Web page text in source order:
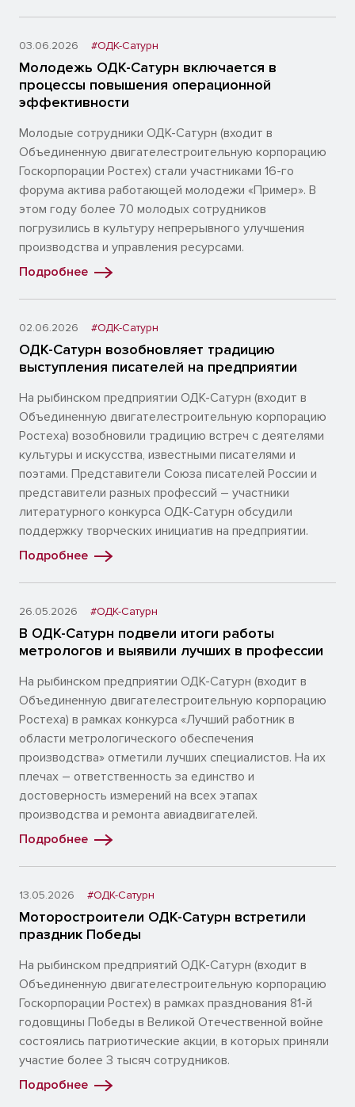
03.06.2026 #ОДК-Сатурн
Молодежь ОДК-Сатурн включается в
процессы повышения операционной
эффективности
Молодые сотрудники ОДК-Сатурн (входит в
Объединенную двигателестроительную корпорацию
Госкорпорации Ростех) стали участниками 16-го
форума актива работающей молодежи «Пример». В
этом году более 70 молодых сотрудников
погрузились в культуру непрерывного улучшения
производства и управления ресурсами.
Подробнее
02.06.2026 #ОДК-Сатурн
ОДК-Сатурн возобновляет традицию
выступления писателей на предприятии
На рыбинском предприятии ОДК-Сатурн (входит в
Объединенную двигателестроительную корпорацию
Ростеха) возобновили традицию встреч с деятелями
культуры и искусства, известными писателями и
поэтами. Представители Союза писателей России и
представители разных профессий – участники
литературного конкурса ОДК-Сатурн обсудили
поддержку творческих инициатив на предприятии.
Подробнее
26.05.2026 #ОДК-Сатурн
В ОДК-Сатурн подвели итоги работы
метрологов и выявили лучших в профессии
На рыбинском предприятии ОДК-Сатурн (входит в
Объединенную двигателестроительную корпорацию
Ростеха) в рамках конкурса «Лучший работник в
области метрологического обеспечения
производства» отметили лучших специалистов. На их
плечах – ответственность за единство и
достоверность измерений на всех этапах
производства и ремонта авиадвигателей.
Подробнее
13.05.2026 #ОДК-Сатурн
Моторостроители ОДК-Сатурн встретили
праздник Победы
На рыбинском предприятий ОДК-Сатурн (входит в
Объединенную двигателестроительную корпорацию
Госкорпорации Ростех) в рамках празднования 81-й
годовщины Победы в Великой Отечественной войне
состоялись патриотические акции, в которых приняли
участие более 3 тысяч сотрудников.
Подробнее